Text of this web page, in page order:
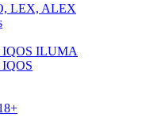
LEX, ALEX
IQOS ILUMA